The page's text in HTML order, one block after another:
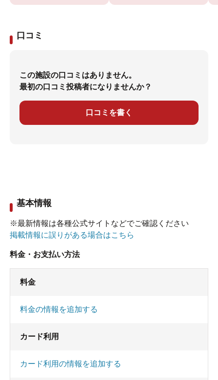
口コミ
この施設の口コミはありません。
最初の口コミ投稿者になりませんか？
口コミを書く
基本情報
※最新情報は各種公式サイトなどでご確認ください
掲載情報に誤りがある場合はこちら
料金・お支払い方法
料金
料金の情報を追加する
カード利用
カード利用の情報を追加する